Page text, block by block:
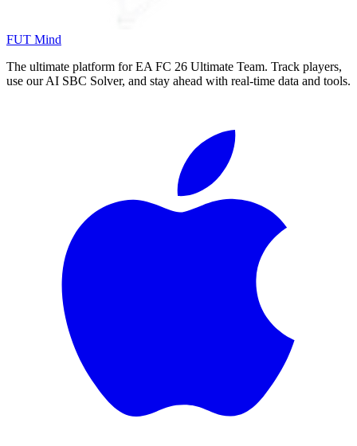
FUT Mind
The ultimate platform for EA FC 26 Ultimate Team. Track players,
use our AI SBC Solver, and stay ahead with real-time data and tools.